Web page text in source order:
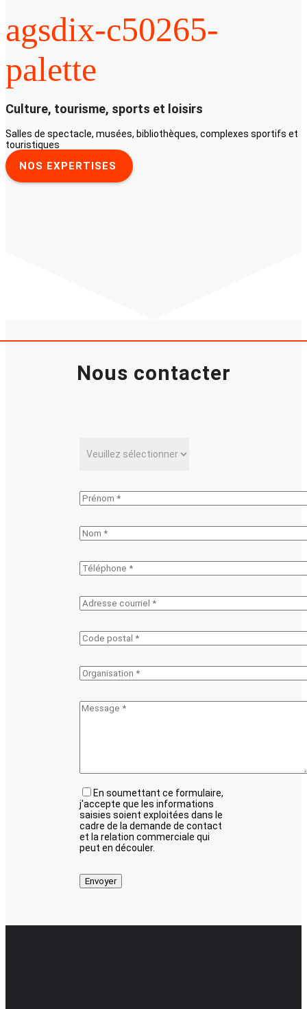
agsdix-c50265-
palette
Culture, tourisme, sports et loisirs
Salles de spectacle, musées, bibliothèques, complexes sportifs et
touristiques
NOS EXPERTISES
Nous contacter
En soumettant ce formulaire,
j'accepte que les informations
saisies soient exploitées dans le
cadre de la demande de contact
et la relation commerciale qui
peut en découler.